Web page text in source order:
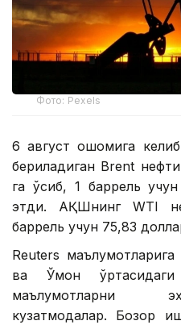
Фото: Pexels
6 август оқшомига
бериладиган Brent
га ўсиб, 1 баррель
этди. АҚШнинг WTI
баррель учун 75,83
Reuters
ва Ўмон ўртасидаги
маълумотларни
кузатмоқдалар. Бозор